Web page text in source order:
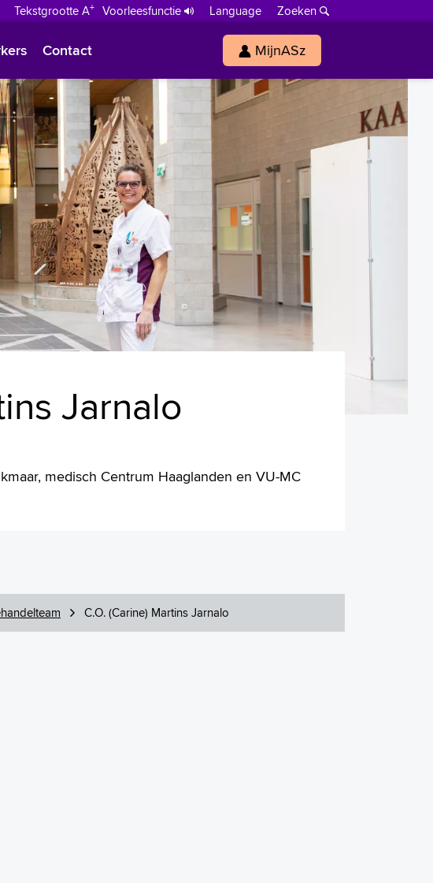
Tekstgrootte A+ Voorleesfunctie Language
Zoeken
Polski
Türkçe
Arabisch
Contact MijnASz
Jarnalo
medisch Centrum Haaglanden en VU-MC
C.O. (Carine) Martins Jarnalo